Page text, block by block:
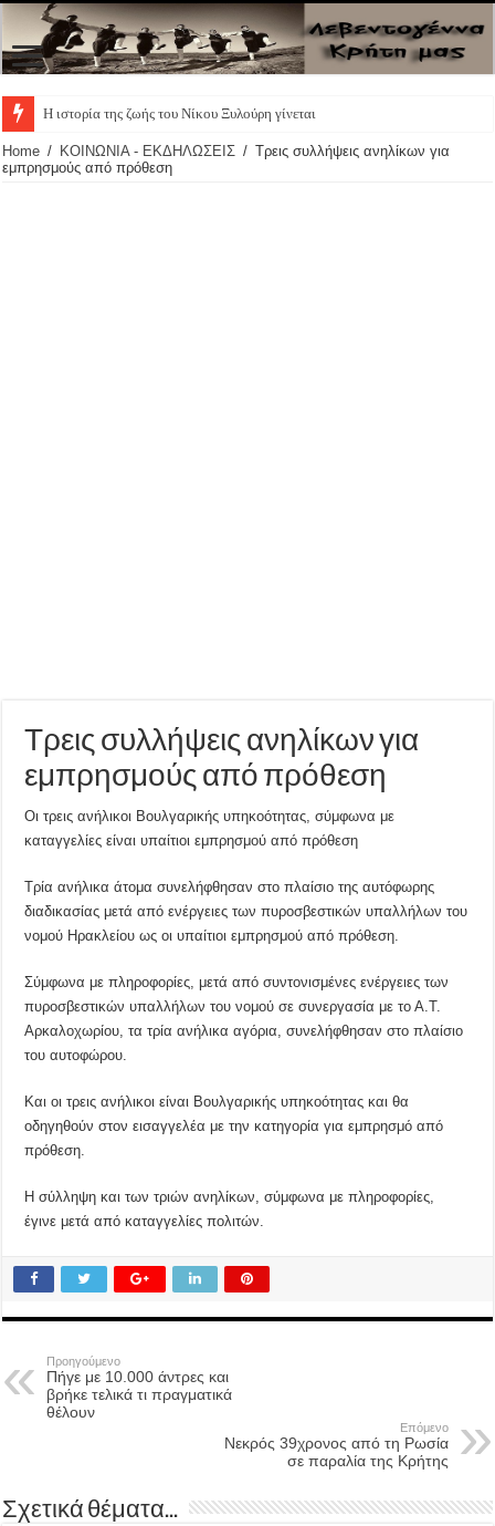
Η ιστορία της ζωής του Νίκου Ξυλούρη γίνεται θεατρική πα
Home / ΚΟΙΝΩΝΙΑ - ΕΚΔΗΛΩΣΕΙΣ / Τρεις συλλήψεις ανηλίκων για
εμπρησμούς από πρόθεση
Τρεις συλλήψεις ανηλίκων για
εμπρησμούς από πρόθεση
Οι τρεις ανήλικοι Βουλγαρικής υπηκοότητας, σύμφωνα με
καταγγελίες είναι υπαίτιοι εμπρησμού από πρόθεση
Τρία ανήλικα άτομα συνελήφθησαν στο πλαίσιο της αυτόφωρης
διαδικασίας μετά από ενέργειες των πυροσβεστικών υπαλλήλων του
νομού Ηρακλείου ως οι υπαίτιοι εμπρησμού από πρόθεση.
Σύμφωνα με πληροφορίες, μετά από συντονισμένες ενέργειες των
πυροσβεστικών υπαλλήλων του νομού σε συνεργασία με το Α.Τ.
Αρκαλοχωρίου, τα τρία ανήλικα αγόρια, συνελήφθησαν στο πλαίσιο
του αυτοφώρου.
Και οι τρεις ανήλικοι είναι Βουλγαρικής υπηκοότητας και θα
οδηγηθούν στον εισαγγελέα με την κατηγορία για εμπρησμό από
πρόθεση.
Η σύλληψη και των τριών ανηλίκων, σύμφωνα με πληροφορίες,
έγινε μετά από καταγγελίες πολιτών.
Προηγούμενο
Πήγε με 10.000 άντρες και
βρήκε τελικά τι πραγματικά
θέλουν
Επόμενο
Νεκρός 39χρονος από τη Ρωσία
σε παραλία της Κρήτης
Σχετικά θέματα...